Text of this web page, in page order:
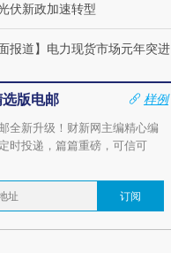
伏新政加速转型
面报道】电力现货市场元年突进
版电邮
样例
全新升级！财新网主编精心编
时投递，篇篇重磅，可信可
订阅